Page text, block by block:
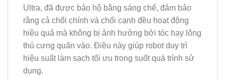
Ultra, đã được bảo hộ bằng sáng chế, đảm bảo
rằng cả chổi chính và chổi cạnh đều hoạt động
hiệu quả mà không bị ảnh hưởng bởi tóc hay lông
thú cưng quấn vào. Điều này giúp robot duy trì
hiệu suất làm sạch tối ưu trong suốt quá trình sử
dụng.